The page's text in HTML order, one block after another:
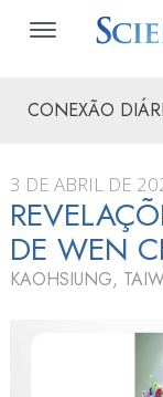
CONEXÃO
3 DE ABRIL DE
DE WEN
KAOHSIUNG,